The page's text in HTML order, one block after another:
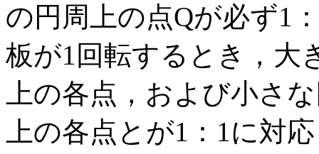
の円周上の点Qが必ず1
板が1回転するとき，大
上の各点，および小さ
上の各点とが1：1に対